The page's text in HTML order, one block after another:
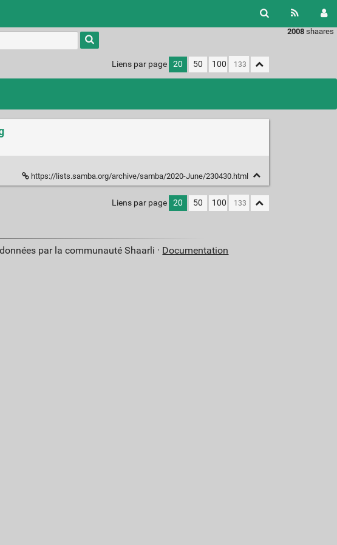
2008 shaares
Liens par page 20 50 100
https://lists.samba.org/archive/samba/2020-June/230430.html
Liens par page 20 50 100
par la communauté Shaarli · Documentation